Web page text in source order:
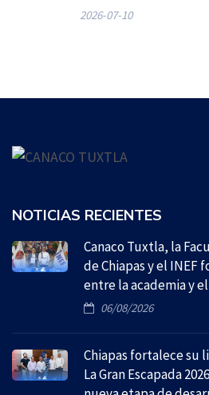
2026-07-10
NOTICIAS RECIENTES
Canaco Tuxtla, la
de Chiapas y el INEF
entre la academia y
06/08/2026
Chiapas fortalece su
La Gran Escapada